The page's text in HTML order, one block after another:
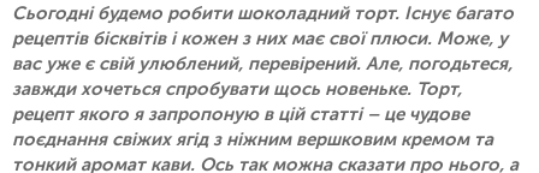
Cьогодні будемо робити шоколадний торт. Існує багато
рецептів бісквітів і кожен з них має свої плюси. Може, у
вас уже є свій улюблений, перевірений. Але, погодьтеся,
завжди хочеться спробувати щось новеньке. Торт,
рецепт якого я запропоную в цій статті – це чудове
поєднання свіжих ягід з ніжним вершковим кремом та
тонкий аромат кави. Ось так можна сказати про нього, а